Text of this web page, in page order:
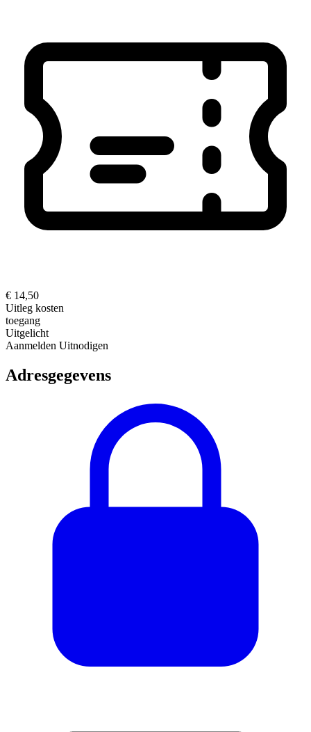
€ 14,50
Uitleg kosten
toegang
Uitgelicht
Aanmelden Uitnodigen
Adresgegevens